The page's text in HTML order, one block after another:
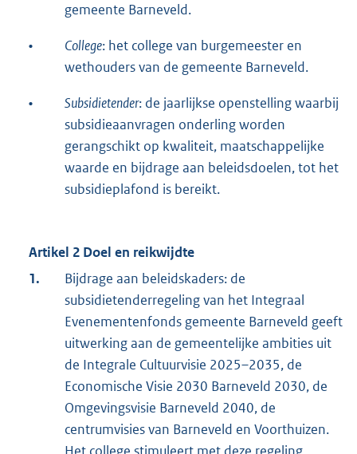
gemeente Barneveld.
• College: het college van burgemeester en
wethouders van de gemeente Barneveld.
• Subsidietender: de jaarlijkse openstelling waarbij
subsidieaanvragen onderling worden
gerangschikt op kwaliteit, maatschappelijke
waarde en bijdrage aan beleidsdoelen, tot het
subsidieplafond is bereikt.
Artikel 2 Doel en reikwijdte
1.
Bijdrage aan beleidskaders: de
subsidietenderregeling van het Integraal
Evenementenfonds gemeente Barneveld geeft
uitwerking aan de gemeentelijke ambities uit
de Integrale Cultuurvisie 2025–2035, de
Economische Visie 2030 Barneveld 2030, de
Omgevingsvisie Barneveld 2040, de
centrumvisies van Barneveld en Voorthuizen.